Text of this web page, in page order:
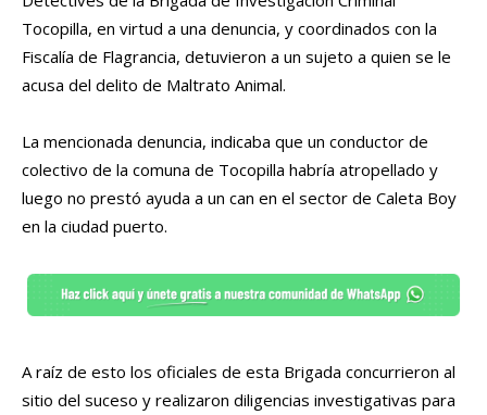
Tocopilla, en virtud a una denuncia, y coordinados con la
Fiscalía de Flagrancia, detuvieron a un sujeto a quien se le
acusa del delito de Maltrato Animal.
La mencionada denuncia, indicaba que un conductor de
colectivo de la comuna de Tocopilla habría atropellado y
luego no prestó ayuda a un can en el sector de Caleta Boy
en la ciudad puerto.
A raíz de esto los oficiales de esta Brigada concurrieron al
sitio del suceso y realizaron diligencias investigativas para